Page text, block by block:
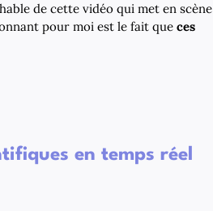
de cette vidéo qui met en scène
pour moi est le fait que ces
en temps réel